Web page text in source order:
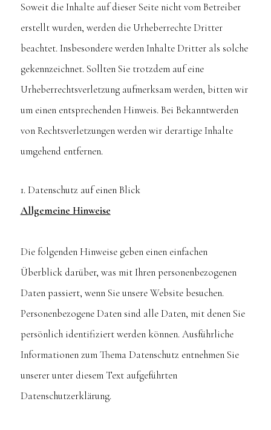
Soweit die Inhalte auf dieser Seite nicht vom Betreiber
erstellt wurden, werden die Urheberrechte Dritter
beachtet. Insbesondere werden Inhalte Dritter als solche
gekennzeichnet. Sollten Sie trotzdem auf eine
Urheberrechtsverletzung aufmerksam werden, bitten wir
um einen entsprechenden Hinweis. Bei Bekanntwerden
von Rechtsverletzungen werden wir derartige Inhalte
umgehend entfernen.
1. Datenschutz auf einen Blick
Allgemeine Hinweise
Die folgenden Hinweise geben einen einfachen
Überblick darüber, was mit Ihren personenbezogenen
Daten passiert, wenn Sie unsere Website besuchen.
Personenbezogene Daten sind alle Daten, mit denen Sie
persönlich identifiziert werden können. Ausführliche
Informationen zum Thema Datenschutz entnehmen Sie
unserer unter diesem Text aufgeführten
Datenschutzerklärung.